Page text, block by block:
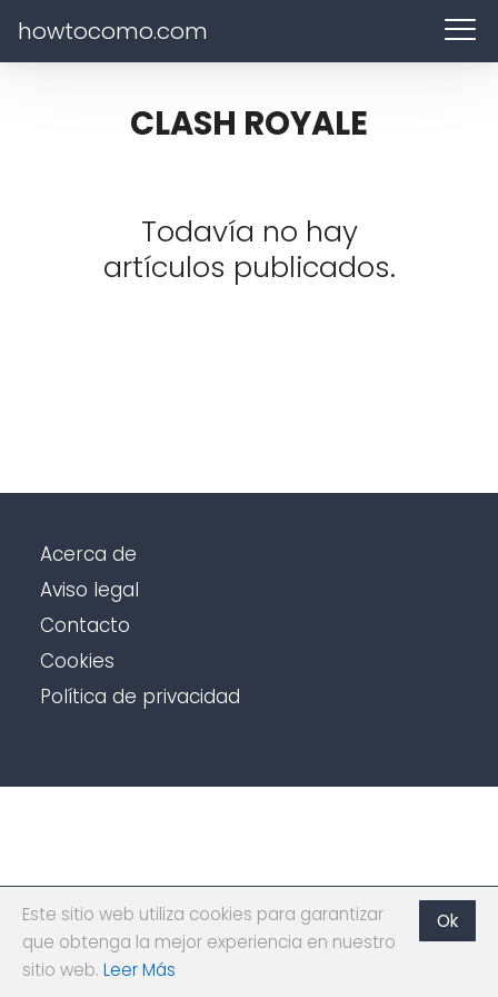
howtocomo.com
CLASH ROYALE
Todavía no hay
artículos publicados.
Acerca de
Aviso legal
Contacto
Cookies
Política de privacidad
Ok
Este sitio web utiliza cookies para garantizar
que obtenga la mejor experiencia en nuestro
sitio web. Leer Más